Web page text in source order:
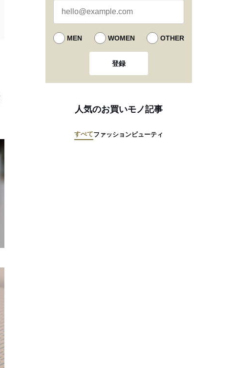
MEN WOMEN OTHER
登録
人気のお買いモノ記事
すべてファッションビューティ